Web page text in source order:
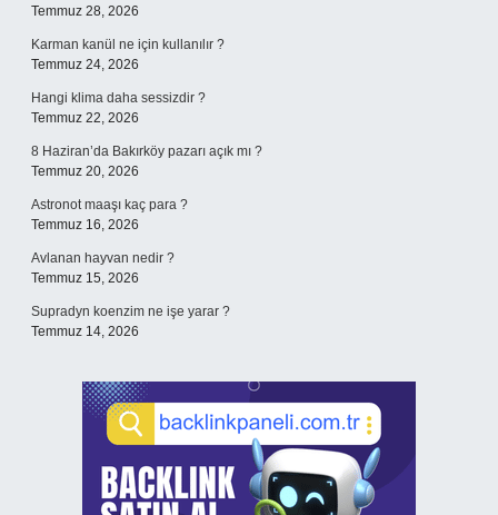
Temmuz 28, 2026
Karman kanül ne için kullanılır ?
Temmuz 24, 2026
Hangi klima daha sessizdir ?
Temmuz 22, 2026
8 Haziran’da Bakırköy pazarı açık mı ?
Temmuz 20, 2026
Astronot maaşı kaç para ?
Temmuz 16, 2026
Avlanan hayvan nedir ?
Temmuz 15, 2026
Supradyn koenzim ne işe yarar ?
Temmuz 14, 2026